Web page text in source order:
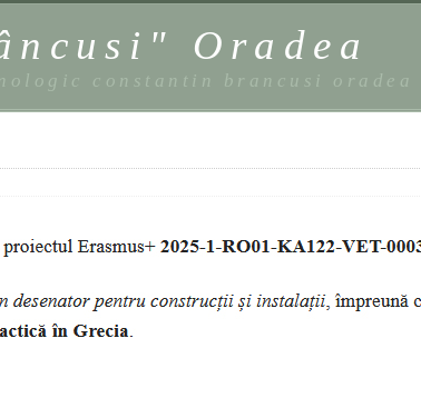
Oradea
constantin brancusi oradea